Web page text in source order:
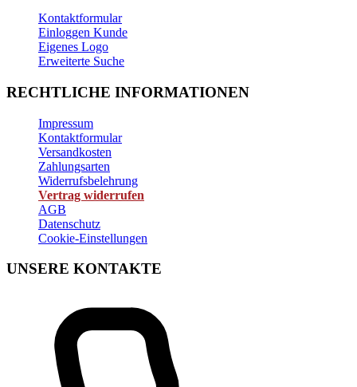
Kontaktformular
Einloggen Kunde
Eigenes Logo
Erweiterte Suche
RECHTLICHE INFORMATIONEN
Impressum
Kontaktformular
Versandkosten
Zahlungsarten
Widerrufsbelehrung
Vertrag widerrufen
AGB
Datenschutz
Cookie-Einstellungen
UNSERE KONTAKTE